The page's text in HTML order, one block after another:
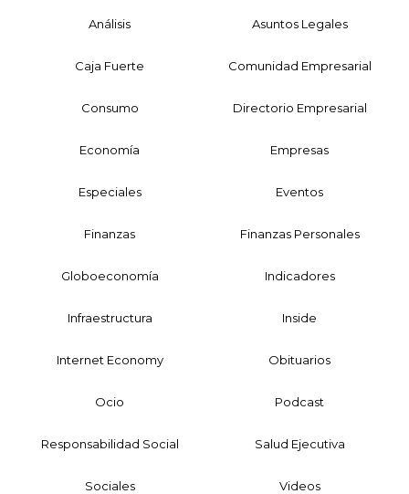
Análisis Asuntos Legales
Caja Fuerte Comunidad Empresarial
Consumo Directorio Empresarial
Economía Empresas
Especiales Eventos
Finanzas Finanzas Personales
Globoeconomía Indicadores
Infraestructura Inside
Internet Economy Obituarios
Ocio Podcast
Responsabilidad Social Salud Ejecutiva
Sociales Videos